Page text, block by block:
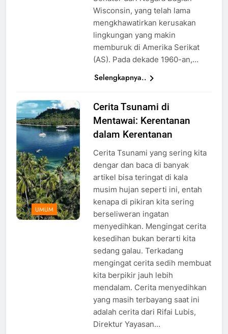
Wisconsin, yang telah lama
mengkhawatirkan kerusakan
lingkungan yang makin
memburuk di Amerika Serikat
(AS). Pada dekade 1960-an,…
Selengkapnya..
UMUM
Cerita Tsunami di
Mentawai: Kerentanan
dalam Kerentanan
Cerita Tsunami yang sering kita
dengar dan baca di banyak
artikel bisa teringat di kala
musim hujan seperti ini, entah
kenapa di pikiran kita sering
berseliweran ingatan
menyedihkan. Mengingat cerita
kesedihan bukan berarti kita
sedang galau. Terkadang
mengingat cerita sedih membuat
kita berpikir jauh lebih
mendalam. Cerita menyedihkan
yang masih terbayang saat ini
adalah cerita dari Rifai Lubis,
Direktur Yayasan…